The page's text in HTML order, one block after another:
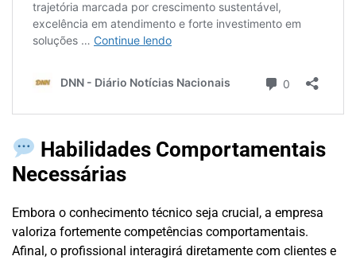
Habilidades Comportamentais
Necessárias
Embora o conhecimento técnico seja crucial, a empresa
valoriza fortemente competências comportamentais.
Afinal, o profissional interagirá diretamente com clientes e